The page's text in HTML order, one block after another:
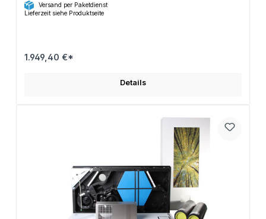
Versand per Paketdienst
Lieferzeit siehe Produktseite
1.949,40 €*
Details